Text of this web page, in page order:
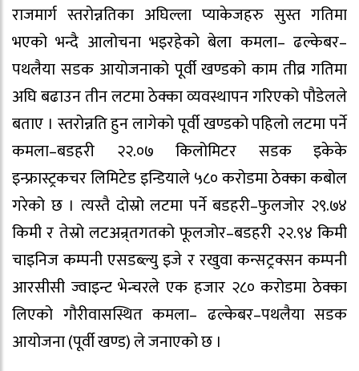
राजमार्ग स्तरोन्नतिका अघिल्ला प्याकेजहरु सुस्त गतिमा
भएको भन्दै आलोचना भइरहेको बेला कमला– ढल्केबर–
पथलैया सडक आयोजनाको पूर्वी खण्डको काम तीव्र गतिमा
अघि बढाउन तीन लटमा ठेक्का व्यवस्थापन गरिएको पौडेलले
बताए । स्तरोन्नति हुन लागेको पूर्वी खण्डको पहिलो लटमा पर्ने
कमला–बडहरी २२.०७ किलोमिटर सडक इकेके
इन्फ्रास्ट्रकचर लिमिटेड इन्डियाले ५८० करोडमा ठेक्का कबोल
गरेको छ । त्यस्तै दोस्रो लटमा पर्ने बडहरी–फुलजोर २९.७४
किमी र तेस्रो लटअन्र्तगतको फूलजोर–बडहरी २२.९४ किमी
चाइनिज कम्पनी एसडब्ल्यु इजे र रखुवा कन्सट्रक्सन कम्पनी
आरसीसी ज्वाइन्ट भेन्चरले एक हजार २८० करोडमा ठेक्का
लिएको गौरीवासस्थित कमला– ढल्केबर–पथलैया सडक
आयोजना (पूर्वी खण्ड) ले जनाएको छ ।